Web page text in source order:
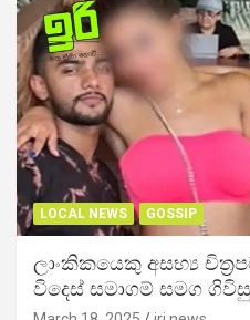
LOCAL NEWS GOSSIP
ලාංකිකයෙකු අසභ්‍ය
විදෙස් සමාගම් සමග